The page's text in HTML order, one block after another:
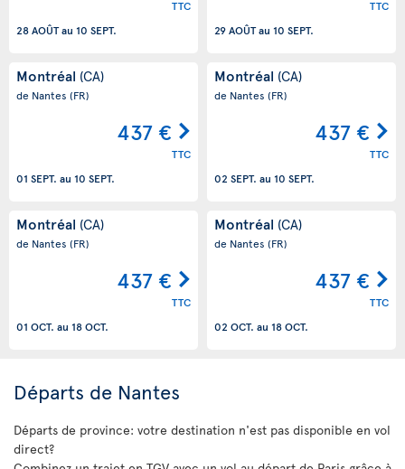
TTC
28 AOÛTau 10 SEPT.
TTC
29 AOÛTau 10 SEPT.
Montréal (CA)
de Nantes (FR)
437 €
TTC
01 SEPT. au 10 SEPT.
Montréal (CA)
de Nantes (FR)
437 €
TTC
02 SEPT. au 10 SEPT.
Montréal (CA)
de Nantes (FR)
437 €
TTC
01 OCT. au 18 OCT.
Montréal (CA)
de Nantes (FR)
437 €
TTC
02 OCT. au 18 OCT.
Départs de Nantes
Départs de province: votre destination n'est pas disponible en vol
direct?